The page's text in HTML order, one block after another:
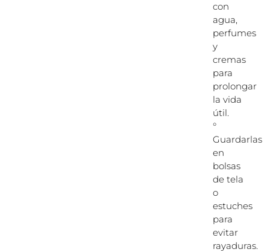
con
agua,
perfumes
y
cremas
para
prolongar
la vida
útil.
°
Guardarlas
en
bolsas
de tela
o
estuches
para
evitar
rayaduras.